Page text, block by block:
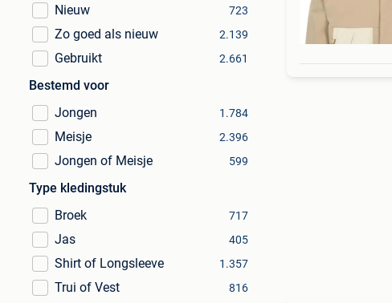
Nieuw
723
Zo goed als nieuw 2.139
Gebruikt 2.661
Bestemd voor
Jongen
1.784
Meisje 2.396
Jongen of Meisje 599
Type kledingstuk
Broek
717
Jas 405
Shirt of Longsleeve 1.357
Trui of Vest 816